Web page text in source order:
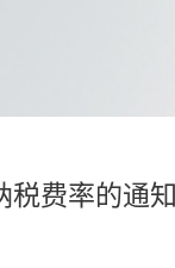
税费率的通知